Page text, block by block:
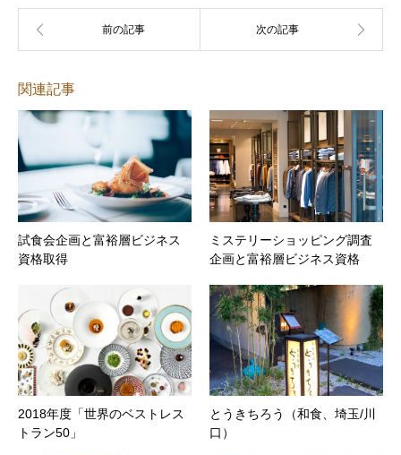
関連記事
試食会企画と富裕層ビジネス
資格取得
ミステリーショッピング調査
企画と富裕層ビジネス資格
2018年度「世界のベストレス
トラン50」
とうきちろう（和食、埼玉/川
口）